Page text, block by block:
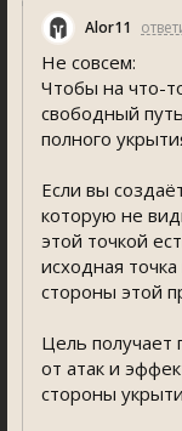
Alor11
Не совсем:
Чтобы на что-
свободный
полного
Если вы
которую не
этой точкой
исходная
стороны этой
Цель получает
от атак и
стороны